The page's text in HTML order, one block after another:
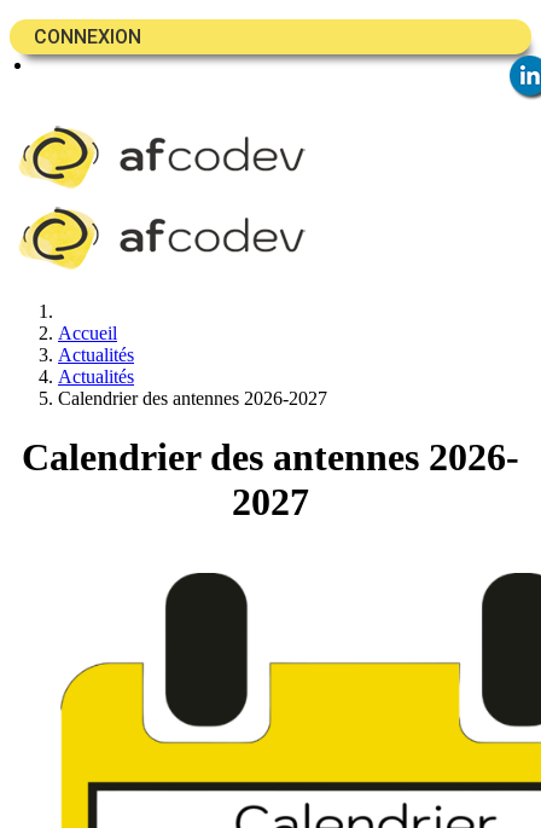
CONNEXION
Accueil
Actualités
Actualités
Calendrier des antennes 2026-2027
Calendrier des antennes 2026-
2027